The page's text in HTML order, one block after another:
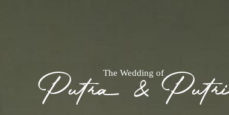
The Wedding of
Putra & Putri